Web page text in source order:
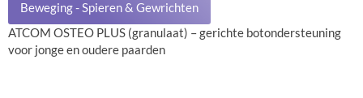
Beweging - Spieren & Gewrichten
ATCOM OSTEO PLUS (granulaat) – gerichte botondersteuning
voor jonge en oudere paarden